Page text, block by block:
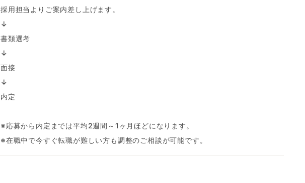
採用担当よりご案内差し上げます。
↓
書類選考
↓
面接
↓
内定
※応募から内定までは平均2週間～1ヶ月ほどになります。
※在職中で今すぐ転職が難しい方も調整のご相談が可能です。